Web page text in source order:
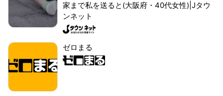
家まで私を送ると(大阪府・40代女性)|Jタウ
ンネット
ゼロまる